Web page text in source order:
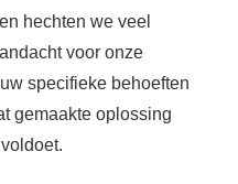
hechten we veel
voor onze
specifieke behoeften
gemaakte oplossing